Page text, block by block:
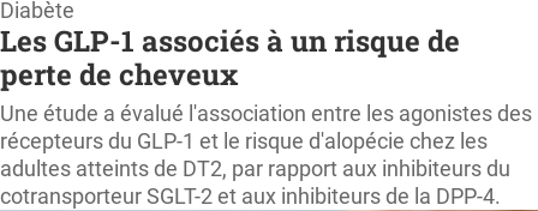
Diabète
Les GLP-1 associés à un risque de
perte de cheveux
Une étude a évalué l'association entre les agonistes des
récepteurs du GLP-1 et le risque d'alopécie chez les
adultes atteints de DT2, par rapport aux inhibiteurs du
cotransporteur SGLT-2 et aux inhibiteurs de la DPP-4.